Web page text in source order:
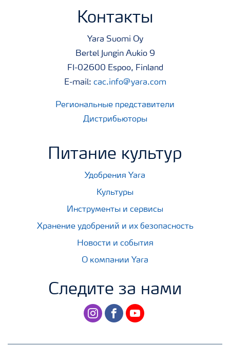
Контакты
Yara Suomi Oy
Bertel Jungin Aukio 9
FI-02600 Espoo, Finland
E-mail: cac.info@yara.com
Региональные представители
Дистрибьюторы
Питание культур
Удобрения Yara
Культуры
Инструменты и сервисы
Хранение удобрений и их безопасность
Новости и события
О компании Yara
Следите за нами
instagramfacebookyoutube